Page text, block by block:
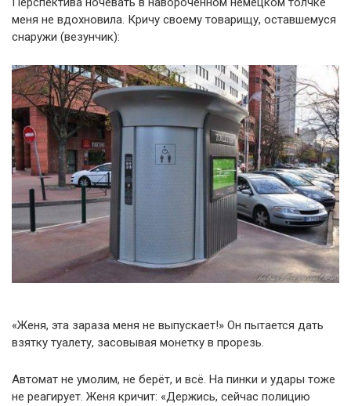
меня не вдохновила. Кричу своему товарищу, оставшемуся
снаружи (везунчик):
«Женя, эта зараза меня не выпускает!» Он пытается дать
взятку туалету, засовывая монетку в прорезь.
Автомат не умолим, не берёт, и всё. На пинки и удары тоже
не реагирует. Женя кричит: «Держись, сейчас полицию